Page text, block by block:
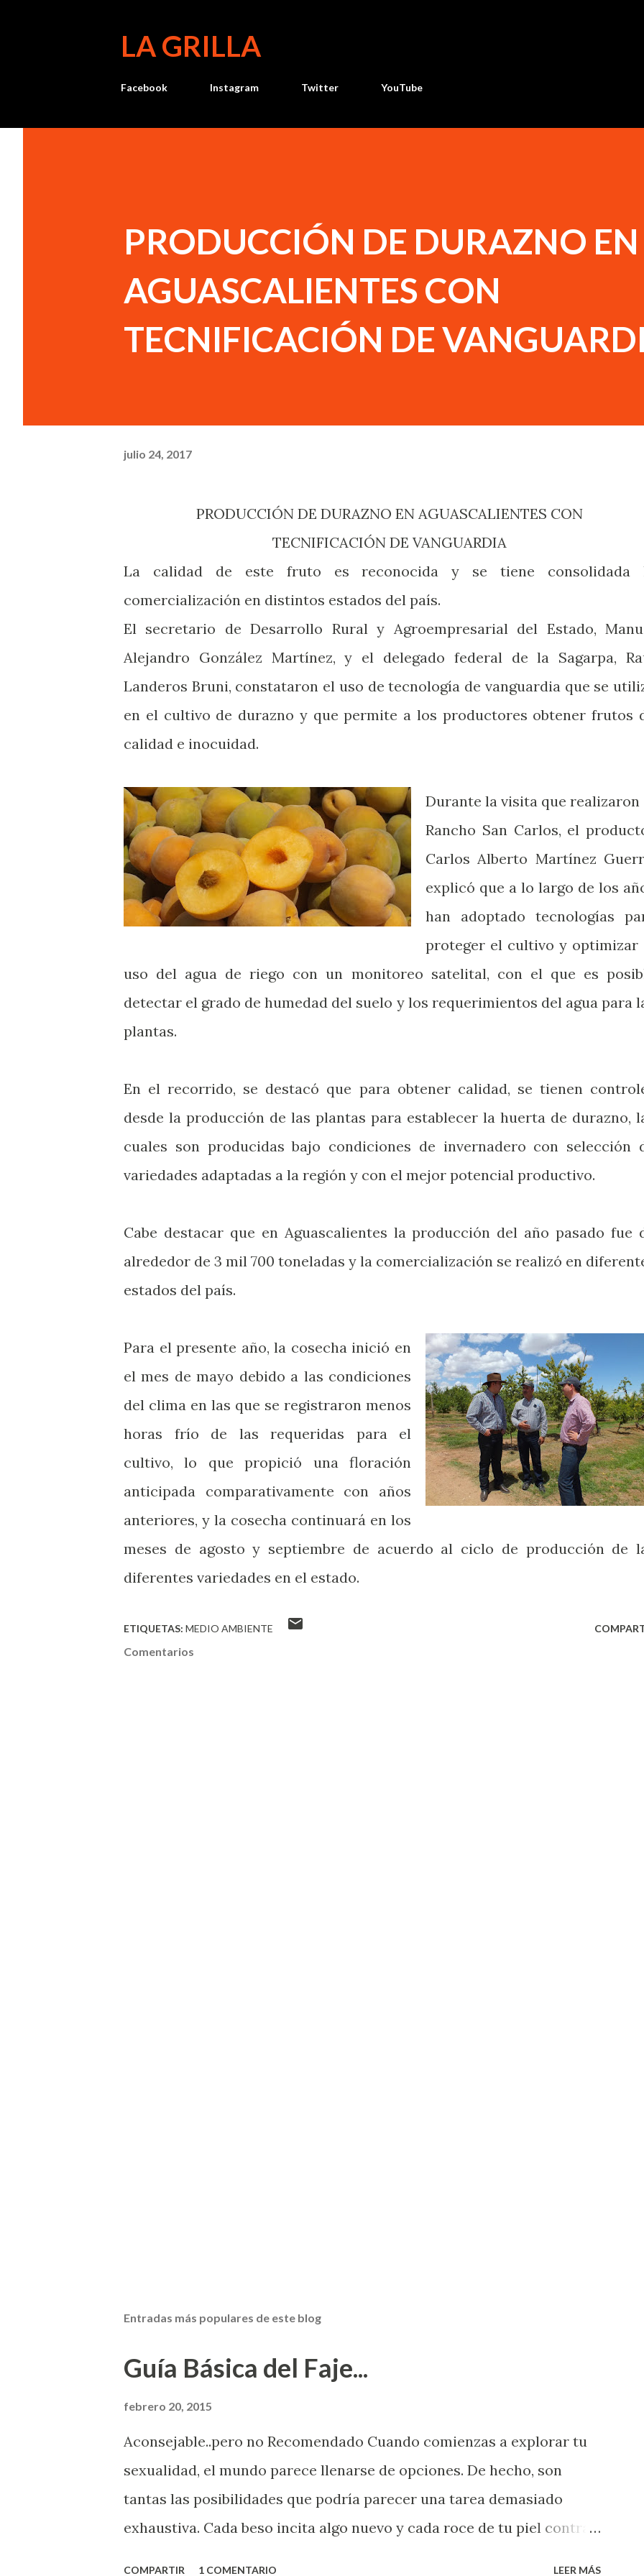
LA GRILLA
Facebook Instagram Twitter YouTube
PRODUCCIÓN DE DURAZNO EN
AGUASCALIENTES CON
TECNIFICACIÓN DE
julio 24, 2017
PRODUCCIÓN DE DURAZNO EN AGUASCALIENTES CON
TECNIFICACIÓN DE VANGUARDIA
La calidad de este fruto es reconocida y se tiene consolidada
comercialización en distintos estados del país.
El secretario de Desarrollo Rural y Agroempresarial del Estado,
Alejandro González Martínez, y el delegado federal de la Sagarpa,
Landeros Bruni, constataron el uso de tecnología de vanguardia que se
en el cultivo de durazno y que permite a los productores obtener frutos
calidad e inocuidad.
Durante la visita que realizaron
Rancho San Carlos, el
Carlos Alberto Martínez
explicó que a lo largo de los
han adoptado tecnologías
proteger el cultivo y optimizar
uso del agua de riego con un monitoreo satelital, con el que es
detectar el grado de humedad del suelo y los requerimientos del agua para
plantas.
En el recorrido, se destacó que para obtener calidad, se tienen
desde la producción de las plantas para establecer la huerta de durazno,
cuales son producidas bajo condiciones de invernadero con selección
variedades adaptadas a la región y con el mejor potencial productivo.
Cabe destacar que en Aguascalientes la producción del año pasado fue
alrededor de 3 mil 700 toneladas y la comercialización se realizó en
estados del país.
Para el presente año, la cosecha inició en
el mes de mayo debido a las condiciones
del clima en las que se registraron menos
horas frío de las requeridas para el
cultivo, lo que propició una floración
anticipada comparativamente con años
anteriores, y la cosecha continuará en los
meses de agosto y septiembre de acuerdo al ciclo de producción de
diferentes variedades en el estado.
ETIQUETAS: MEDIO AMBIENTE
Comentarios
Entradas más populares de este blog
Guía Básica del Faje...
febrero 20, 2015
Aconsejable..pero no Recomendado Cuando comienzas a explorar tu
sexualidad, el mundo parece llenarse de opciones. De hecho, son
tantas las posibilidades que podría parecer una tarea demasiado
exhaustiva. Cada beso incita algo nuevo y cada roce de tu piel contra
COMPARTIR 1 COMENTARIO LEER MÁS